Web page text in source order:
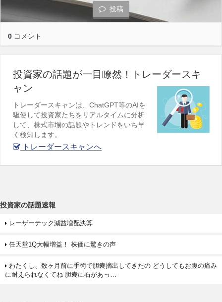
投稿
0 コメント
投資家の話題が一目瞭然！トレーダースキ
ャン
トレーダースキャンは、ChatGPT等のAIを
駆使して投資家たちをリアルタイムに分析
して、株式市場の話題やトレンドをいち早
く検知します。
トレーダースキャンへ
投資家の話題速報
レーザーテック減益増配決算
任天堂1Q大幅増益！ 株価に驚きの声
わたくし、数ヶ月前に手術で胆嚢摘出してきたの どうしてもお腹の痛み
に耐えられなくてね 胆嚢に石があっ…